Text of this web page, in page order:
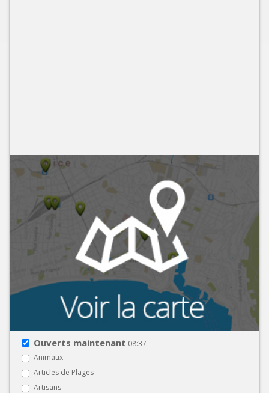
Ouverts maintenant 08:37
Animaux
Articles de Plages
Artisans